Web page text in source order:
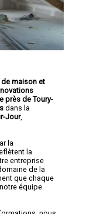
maison et
près de Toury-
dans la
Jour,
la
la
entreprise
de la
que chaque
équipe